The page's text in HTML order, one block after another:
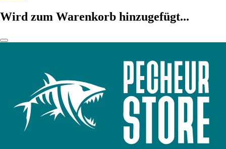
Wird zum Warenkorb hinzugefügt...